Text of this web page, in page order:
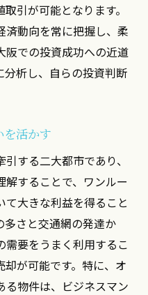
引が可能となります。
済動向を常に把握し、柔
阪での投資成功への近道
分析し、自らの投資判断
活かす
する二大都市であり、
することで、ワンルー
大きな利益を得ること
多さと交通網の発達か
需要をうまく利用するこ
が可能です。特に、オ
る物件は、ビジネスマン